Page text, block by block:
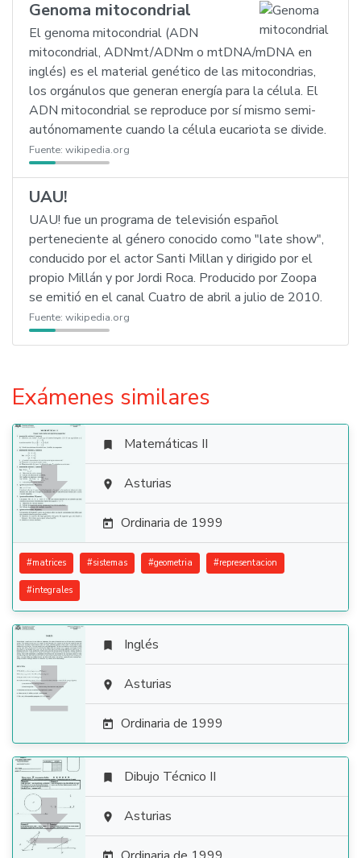
Genoma mitocondrial
El genoma mitocondrial (ADN
mitocondrial, ADNmt/ADNm o mtDNA/mDNA en
inglés) es el material genético de las mitocondrias,
los orgánulos que generan energía para la célula. El
ADN mitocondrial se reproduce por sí mismo semi-
autónomamente cuando la célula eucariota se divide.
Fuente: wikipedia.org
UAU!
UAU! fue un programa de televisión español
perteneciente al género conocido como "late show",
conducido por el actor Santi Millan y dirigido por el
propio Millán y por Jordi Roca. Producido por Zoopa
se emitió en el canal Cuatro de abril a julio de 2010.
Fuente: wikipedia.org
Exámenes similares

 Matemáticas II
 Asturias
 Ordinaria de 1999
#matrices #sistemas #geometria #representacion
#integrales

 Inglés
 Asturias
 Ordinaria de 1999

 Dibujo Técnico II
 Asturias